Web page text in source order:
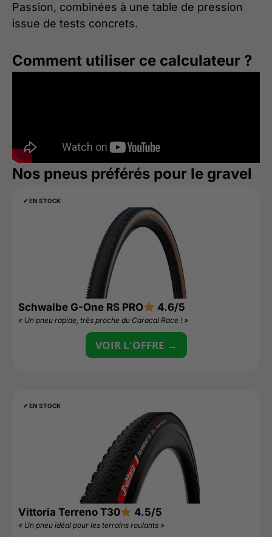
Passion, combinées à une table de pression
issue de tests concrets.
Comment utiliser ce calculateur ?
Nos pneus préférés pour le gravel
✔︎ EN STOCK
Schwalbe G-One RS PRO 4.6/5
« Un pneu rapide, très proche du Caracal Race ! »
VOIR L'OFFRE →
✔︎ EN STOCK
Vittoria Terreno T30 4.5/5
« Un pneu idéal pour les terrains roulants »